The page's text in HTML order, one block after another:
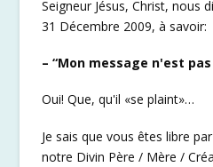
Seigneur Jésus, Christ, nous
31 Décembre 2009, à savoir:
– “Mon message n'est pas
Oui! Que, qu'il «se plaint»…
Je sais que vous êtes libre
notre Divin Père / Mère /